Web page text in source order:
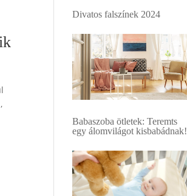
Divatos falszínek 2024
Babaszoba ötletek: Teremts
egy álomvilágot kisbabádnak!